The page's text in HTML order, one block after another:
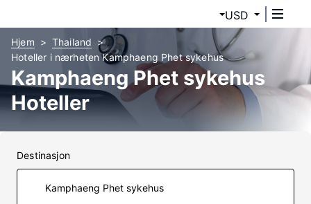
USD
Hjem
Thailand
Hoteller i nærheten Kamphaeng Phet sykehus
Kamphaeng Phet sykehus
Hoteller
Destinasjon